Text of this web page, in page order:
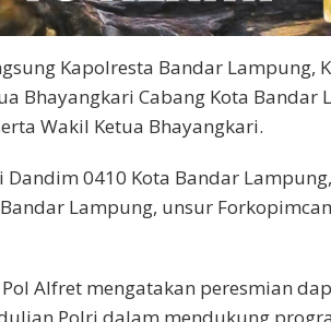
Kapolresta Bandar Lampung,
Bhayangkari Cabang Kota Bandar
Wakil Ketua Bhayangkari.
0410 Kota Bandar
Lampung, unsur
Alfret mengatakan peresmian